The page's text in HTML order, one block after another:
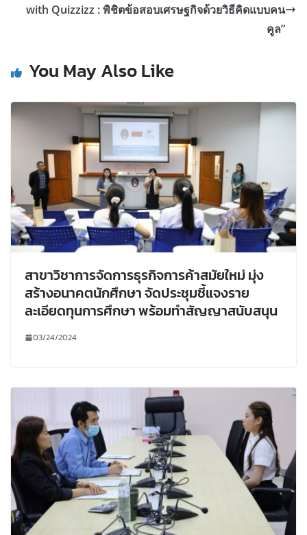
with Quizzizz : พิชิตข้อสอบเศรษฐกิจด้วยวิธีคิดแบบคน
คูล”
You May Also Like
สาขาวิชาการจัดการธุรกิจการค้าสมัยใหม่ มุ่ง
สร้างอนาคตนักศึกษา จัดประชุมชี้แจงราย
ละเอียดทุนการศึกษา พร้อมทำสัญญาสนับสนุน
03/24/2024